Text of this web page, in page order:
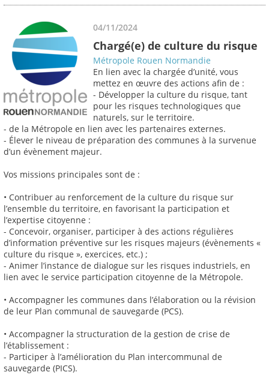
04/11/2024
Chargé(e) de culture du risque
Métropole Rouen Normandie
En lien avec la chargée d’unité, vous
mettez en œuvre des actions afin de :
- Développer la culture du risque, tant
pour les risques technologiques que
naturels, sur le territoire.
- de la Métropole en lien avec les partenaires externes.
- Élever le niveau de préparation des communes à la survenue
d’un évènement majeur.
Vos missions principales sont de :
• Contribuer au renforcement de la culture du risque sur
l’ensemble du territoire, en favorisant la participation et
l’expertise citoyenne :
- Concevoir, organiser, participer à des actions régulières
d’information préventive sur les risques majeurs (évènements «
culture du risque », exercices, etc.) ;
- Animer l’instance de dialogue sur les risques industriels, en
lien avec le service participation citoyenne de la Métropole.
• Accompagner les communes dans l’élaboration ou la révision
de leur Plan communal de sauvegarde (PCS).
• Accompagner la structuration de la gestion de crise de
l’établissement :
- Participer à l’amélioration du Plan intercommunal de
sauvegarde (PICS).